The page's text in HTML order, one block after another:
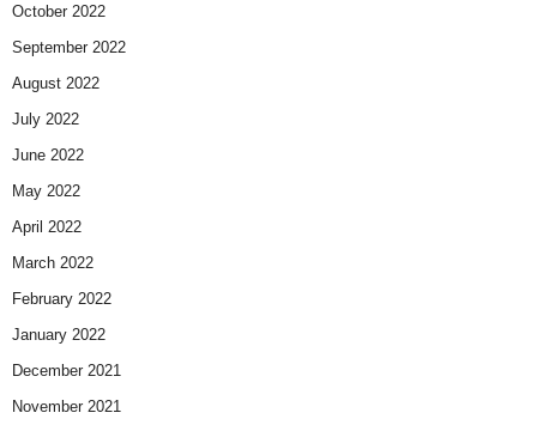
October 2022
September 2022
August 2022
July 2022
June 2022
May 2022
April 2022
March 2022
February 2022
January 2022
December 2021
November 2021